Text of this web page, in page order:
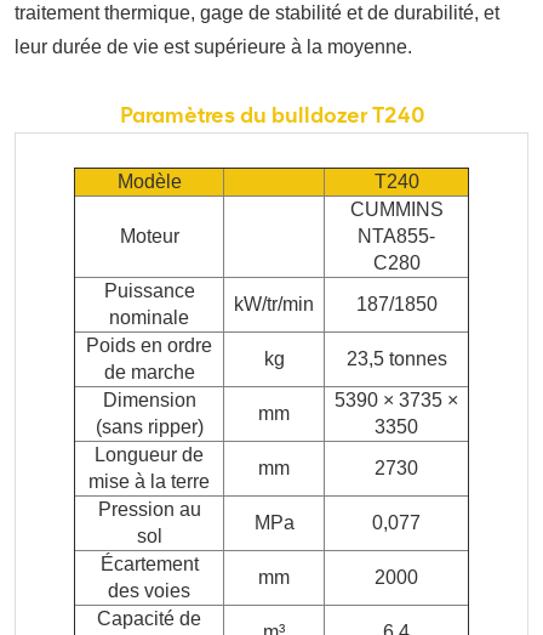
traitement thermique, gage de stabilité et de durabilité, et
leur durée de vie est supérieure à la moyenne.
Paramètres du bulldozer T240
Modèle T240
Moteur
CUMMINS
NTA855-
C280
Puissance
nominale
kW/tr/min
187/1850
Poids en ordre
de marche
kg
23,5 tonnes
Dimension
(sans ripper)
mm
5390 × 3735 ×
3350
Longueur de
mise à la terre
mm
2730
Pression au
sol
MPa
0,077
Écartement
des voies
mm
2000
Capacité de